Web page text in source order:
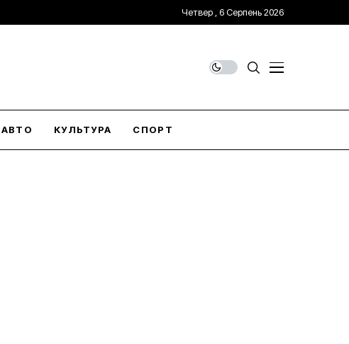
Четвер , 6 Серпень 2026
АВТО КУЛЬТУРА СПОРТ